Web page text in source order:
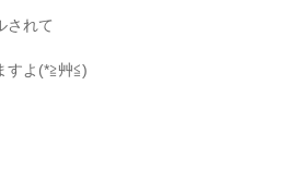
されて
すよ(*≧艸≦)